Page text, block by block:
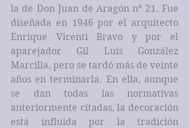
la de Don Juan de Aragón nº 21. Fue
diseñada en 1946 por el arquitecto
Enrique Vicenti Bravo y por el
aparejador Gil Luis González
Marcilla, pero se tardó más de veinte
años en terminarla. En ella, aunque
se dan todas las normativas
anteriormente citadas, la decoración
está influida por la tradición